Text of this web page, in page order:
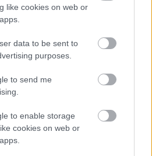
like cookies on web or
data to be sent to
purposes.
to send me
to enable storage
cookies on web or
feliratkozás
Adja
a